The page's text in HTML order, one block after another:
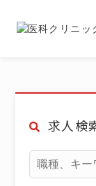
求人検